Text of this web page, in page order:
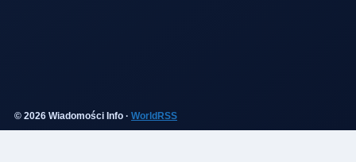
© 2026 Wiadomości Info · WorldRSS